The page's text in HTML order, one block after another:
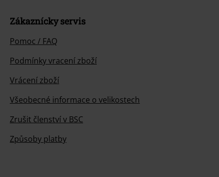
Zákaznícky servis
Pomoc / FAQ
Podmínky vracení zboží
Vrácení zboží
Všeobecné informace o velikostech
Zrušit členství v BSC
Způsoby platby